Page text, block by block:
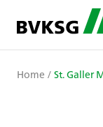
Home /St. Galler